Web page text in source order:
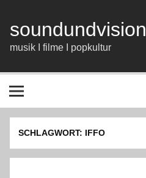
springen
soundundvision
musik I filme I popkultur
SCHLAGWORT: IFFO